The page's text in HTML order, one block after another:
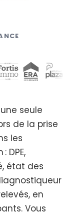
seule
de la prise
les
DPE,
état des
en
Vous